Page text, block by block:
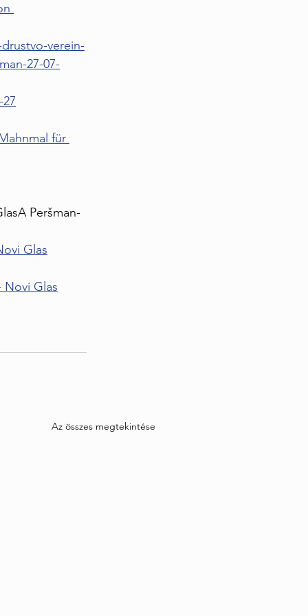
verein-
27-07-
für
Peršman-
Glas
Novi Glas
Az összes megtekintése